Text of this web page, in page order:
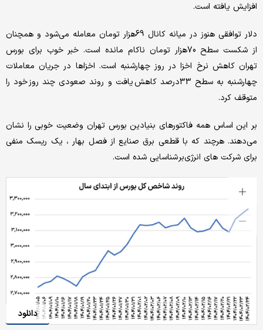
افزایش یافته است.
دلار توافقی هنوز در میانه کانال 69هزار تومان معامله می‌شود و همچنان
از شکست سطح 70هزار تومان ناکام مانده است. خبر خوب برای بورس
تهران کاهش نرخ اخزا در روز چهارشنبه است. اخزاها در جریان معاملات
چهارشنبه به سطح 33درصد کاهش یافت و روند صعودی چند روز خود را
متوقف کرد.
بر این اساس همه فاکتورهای بنیادین بورس تهران وضعیت خوبی را نشان
می‌دهند. هرچند که با قطعی برق صنایع از فصل بهار ، یک ریسک منفی
برای شرکت های انرژی‌بر شناسایی شده است.
دانلود